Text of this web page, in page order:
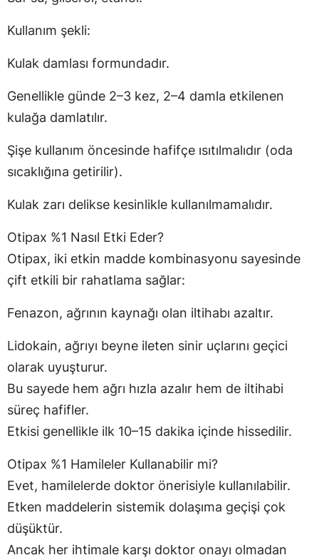
Kullanım şekli:
Kulak damlası formundadır.
Genellikle günde 2–3 kez, 2–4 damla etkilenen
kulağa damlatılır.
Şişe kullanım öncesinde hafifçe ısıtılmalıdır (oda
sıcaklığına getirilir).
Kulak zarı delikse kesinlikle kullanılmamalıdır.
Otipax %1 Nasıl Etki Eder?
Otipax, iki etkin madde kombinasyonu sayesinde
çift etkili bir rahatlama sağlar:
Fenazon, ağrının kaynağı olan iltihabı azaltır.
Lidokain, ağrıyı beyne ileten sinir uçlarını geçici
olarak uyuşturur.
Bu sayede hem ağrı hızla azalır hem de iltihabi
süreç hafifler.
Etkisi genellikle ilk 10–15 dakika içinde hissedilir.
Otipax %1 Hamileler Kullanabilir mi?
Evet, hamilelerde doktor önerisiyle kullanılabilir.
Etken maddelerin sistemik dolaşıma geçişi çok
düşüktür.
Ancak her ihtimale karşı doktor onayı olmadan